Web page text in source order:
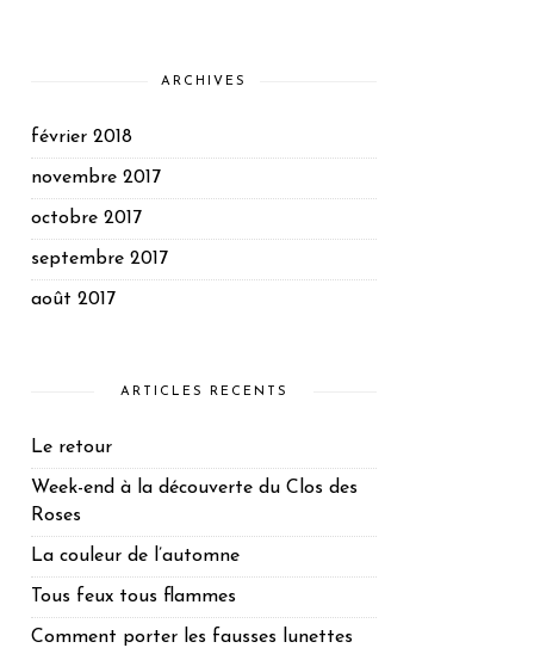
ARCHIVES
février 2018
novembre 2017
octobre 2017
septembre 2017
août 2017
ARTICLES RÉCENTS
Le retour
Week-end à la découverte du Clos des
Roses
La couleur de l’automne
Tous feux tous flammes
Comment porter les fausses lunettes